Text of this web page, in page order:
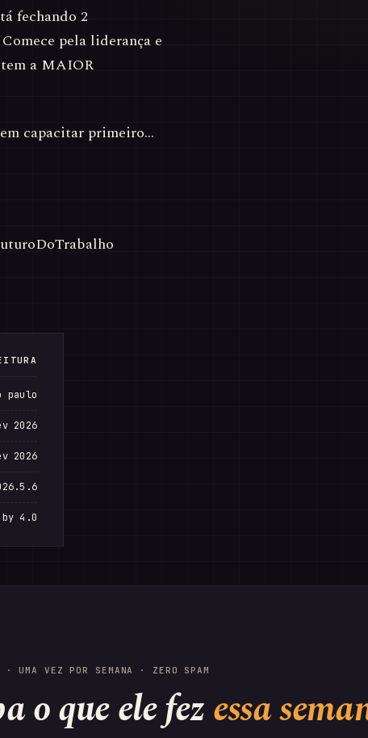
fechando 2
pela liderança e
a MAIOR
capacitar primeiro…
paulo
2026
2026
4.0
· UMA VEZ POR SEMANA · ZERO SPAM
o que ele fezessa